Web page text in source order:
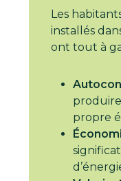
Les
installés
ont tout à
propre